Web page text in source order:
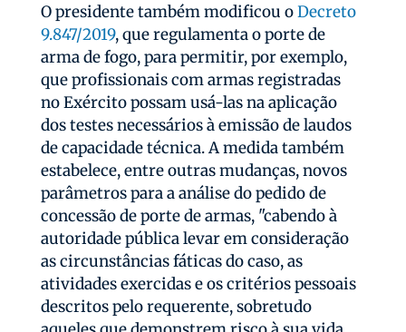
O presidente também modificou oDecreto
9.847/2019, que regulamenta o porte de
arma de fogo, para permitir, por exemplo,
que profissionais com armas registradas
no Exército possam usá-las na aplicação
dos testes necessários à emissão de laudos
de capacidade técnica. A medida também
estabelece, entre outras mudanças, novos
parâmetros para a análise do pedido de
concessão de porte de armas, "cabendo à
autoridade pública levar em consideração
as circunstâncias fáticas do caso, as
atividades exercidas e os critérios pessoais
descritos pelo requerente, sobretudo